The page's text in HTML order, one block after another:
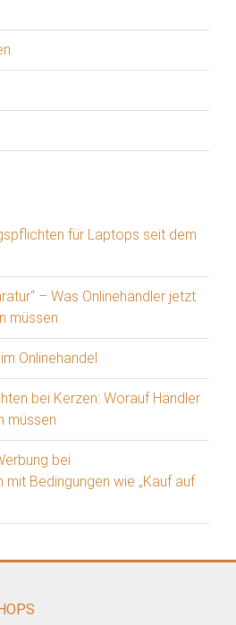
für Laptops seit dem
– Was Onlinehändler jetzt
müssen
Onlinehandel
bei Kerzen: Worauf Händler
müssen
bei
Bedingungen wie „Kauf auf